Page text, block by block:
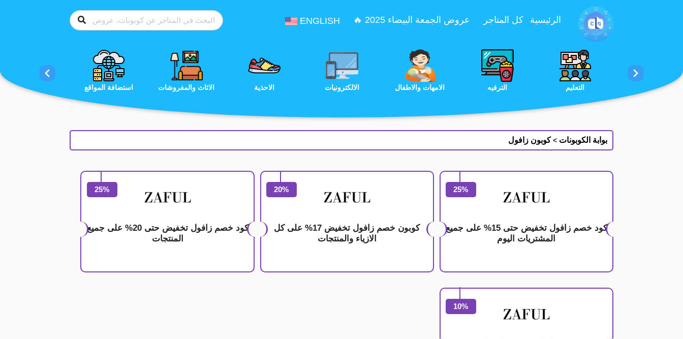
تخطي إلى المحتوى
الرئيسية كل المتاجر عروض الجمعة البيضاء 2025 🔥 ENGLISH
استضافة المواقع الاثاث والمفروشات الاحذية الالكترونيات الامهات والاطفال الترفيه التعليم الجمال والعناية الخدمات
بوابة الكوبونات > كوبون زافول
25%
كود خصم زافول تخفيض حتى 15% على جميع
المشتريات اليوم
20%
كوبون خصم زافول تخفيض 17% على كل
الازياء والمنتجات
25%
كود خصم زافول تخفيض حتى 20% على جميع
المنتجات
10%